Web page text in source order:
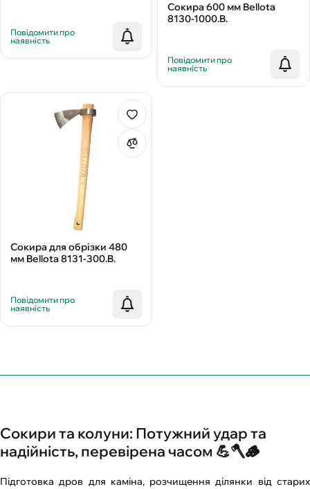
Повідомити про
наявність
Сокира 600 мм Bellota
8130-1000.B.
Повідомити про
наявність
Сокира для обрізки 480
мм Bellota 8131-300.B.
Повідомити про
наявність
Сокири та колуни: Потужний удар та
надійність, перевірена часом 💪🪓🪵
Підготовка дров для каміна, розчищення ділянки від старих